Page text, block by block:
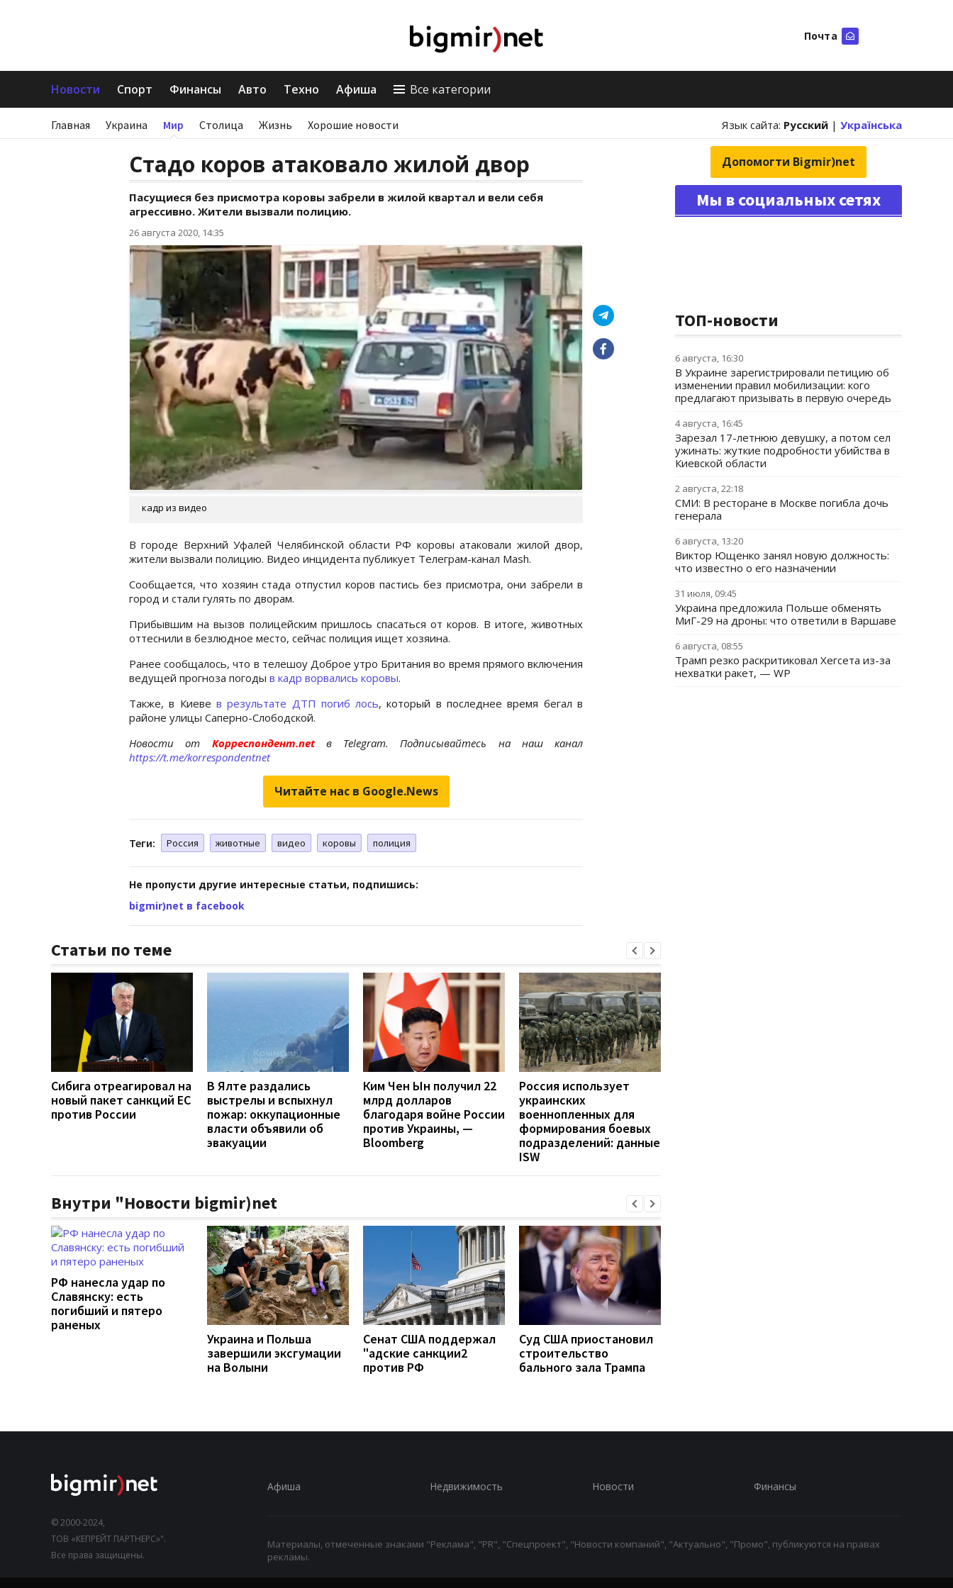
Почта
Новости Спорт Финансы Авто Техно Афиша Все категории
Главная Украина Мир Столица Жизнь Хорошие новости Язык сайта: Русский | Українська
Стадо коров атаковало жилой двор
Пасущиеся без присмотра коровы забрели в жилой квартал и вели себя
агрессивно. Жители вызвали полицию.
26 августа 2020, 14:35
кадр из видео
В городе Верхний Уфалей Челябинской области РФ коровы атаковали жилой двор,
жители вызвали полицию. Видео инцидента публикует Телеграм-канал Mash.
Сообщается, что хозяин стада отпустил коров пастись без присмотра, они забрели в
город и стали гулять по дворам.
Прибывшим на вызов полицейским пришлось спасаться от коров. В итоге, животных
оттеснили в безлюдное место, сейчас полиция ищет хозяина.
Ранее сообщалось, что в телешоу Доброе утро Британия во время прямого включения
ведущей прогноза погоды в кадр ворвались коровы.
Также, в Киеве в результате ДТП погиб лось, который в последнее время бегал в
районе улицы Саперно-Слободской.
Новости от Корреспондент.net в Telegram. Подписывайтесь на наш канал
https://t.me/korrespondentnet
Читайте нас в Google.News
Теги: Россия животные видео коровы полиция
Не пропусти другие интересные статьи, подпишись:
bigmir)net в facebook
Статьи по теме
Сибига отреагировал на
новый пакет санкций ЕС
против России
В Ялте раздались
выстрелы и вспыхнул
пожар: оккупационные
власти объявили об
эвакуации
Ким Чен Ын получил 22
млрд долларов
благодаря войне России
против Украины, —
Bloomberg
Россия использует
украинских
военнопленных для
формирования боевых
подразделений: данные
ISW
Внутри "Новости bigmir)net
РФ нанесла удар по
Славянску: есть
погибший и пятеро
раненых
Украина и Польша
завершили эксгумации
на Волыни
Сенат США поддержал
"адские санкции2
против РФ
Суд США приостановил
строительство
бального зала Трампа
Допомогти Bigmir)net
Мы в социальных сетях
ТОП-новости
6 августа, 16:30
В Украине зарегистрировали петицию об
изменении правил мобилизации: кого
предлагают призывать в первую очередь
4 августа, 16:45
Зарезал 17-летнюю девушку, а потом сел
ужинать: жуткие подробности убийства в
Киевской области
2 августа, 22:18
СМИ: В ресторане в Москве погибла дочь
генерала
6 августа, 13:20
Виктор Ющенко занял новую должность:
что известно о его назначении
31 июля, 09:45
Украина предложила Польше обменять
МиГ-29 на дроны: что ответили в Варшаве
6 августа, 08:55
Трамп резко раскритиковал Хегсета из-за
нехватки ракет, — WP
© 2000-2024,
ТОВ «КЕПРЕЙТ ПАРТНЕРС»".
Все права защищены.
Афиша Недвижимость Новости Финансы
Материалы, отмеченные знаками "Реклама", "PR", "Спецпроект", "Новости компаний", "Актуально", "Промо", публикуются на правах
рекламы.